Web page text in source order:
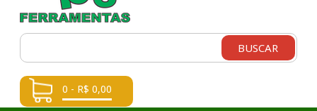
BUSCAR
0 - R$ 0,00